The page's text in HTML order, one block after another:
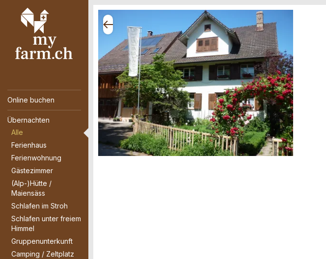
Online buchen
Übernachten
Alle
Ferienhaus
Ferienwohnung
Gästezimmer
(Alp-)Hütte /
Maiensäss
Schlafen im Stroh
Schlafen unter freiem
Himmel
Gruppenunterkunft
Camping / Zeltplatz